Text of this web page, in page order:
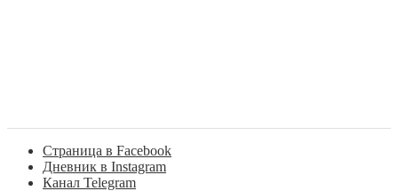
Страница в Facebook
Дневник в Instagram
Канал Telegram